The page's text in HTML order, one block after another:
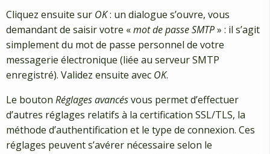
Cliquez ensuite sur OK: un dialogue s’ouvre, vous
demandant de saisir votre «mot de passe SMTP» : il s’agit
simplement du mot de passe personnel de votre
messagerie électronique (liée au serveur SMTP
enregistré). Validez ensuite avec OK.
Le bouton Réglages avancésvous permet d’effectuer
d’autres réglages relatifs à la certification SSL/TLS, la
méthode d’authentification et le type de connexion. Ces
réglages peuvent s’avérer nécessaire selon le